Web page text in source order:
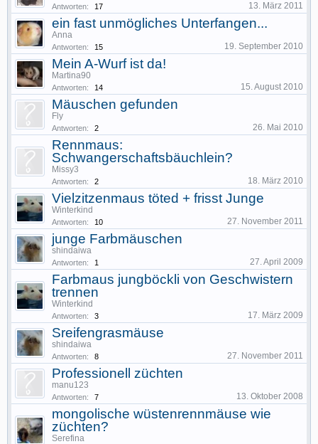
Antworten: 17 13. März 2011
ein fast unmögliches Unterfangen...
Anna
Antworten: 15 19. September 2010
Mein A-Wurf ist da!
Martina90
Antworten: 14 15. August 2010
Mäuschen gefunden
Fly
Antworten: 2 26. Mai 2010
Rennmaus:
Schwangerschaftsbäuchlein?
Missy3
Antworten: 2 18. März 2010
Vielzitzenmaus töted + frisst Junge
Winterkind
Antworten: 10 27. November 2011
junge Farbmäuschen
shindaiwa
Antworten: 1 27. April 2009
Farbmaus jungböckli von Geschwistern
trennen
Winterkind
Antworten: 3 17. März 2009
Sreifengrasmäuse
shindaiwa
Antworten: 8 27. November 2011
Professionell züchten
manu123
Antworten: 7 13. Oktober 2008
mongolische wüstenrennmäuse wie
züchten?
Serefina